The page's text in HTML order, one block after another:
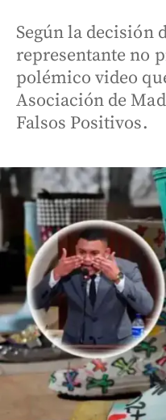
Según la decisión
representante no
polémico video
Asociación de
Falsos Positivos.